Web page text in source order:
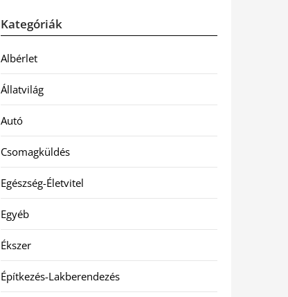
Kategóriák
Albérlet
Állatvilág
Autó
Csomagküldés
Egészség-Életvitel
Egyéb
Ékszer
Építkezés-Lakberendezés